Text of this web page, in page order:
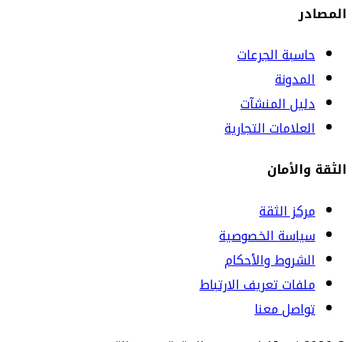
المصادر
حاسبة الجرعات
المدونة
دليل المنشآت
العلامات التجارية
الثقة والأمان
مركز الثقة
سياسة الخصوصية
الشروط والأحكام
ملفات تعريف الارتباط
تواصل معنا